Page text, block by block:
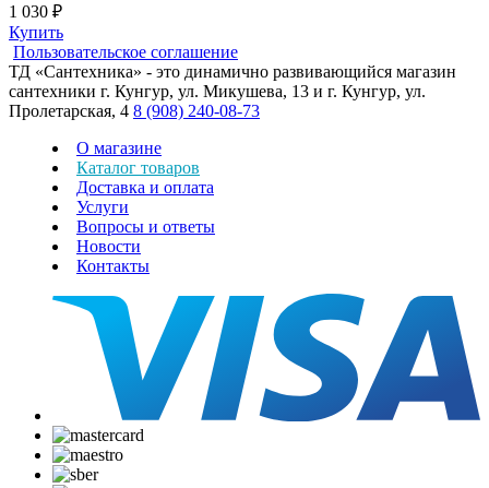
1 030 ₽
Купить
Пользовательское соглашение
ТД «Сантехника» - это динамично развивающийся магазин
сантехники г. Кунгур, ул. Микушева, 13 и г. Кунгур, ул.
Пролетарская, 4 8 (908) 240-08-73
О магазине
Каталог товаров
Доставка и оплата
Услуги
Вопросы и ответы
Новости
Контакты